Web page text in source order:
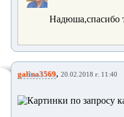
Надюша,спасибо
galina3569, 20.02.2018 г. 11:40